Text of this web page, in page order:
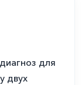
для
двух